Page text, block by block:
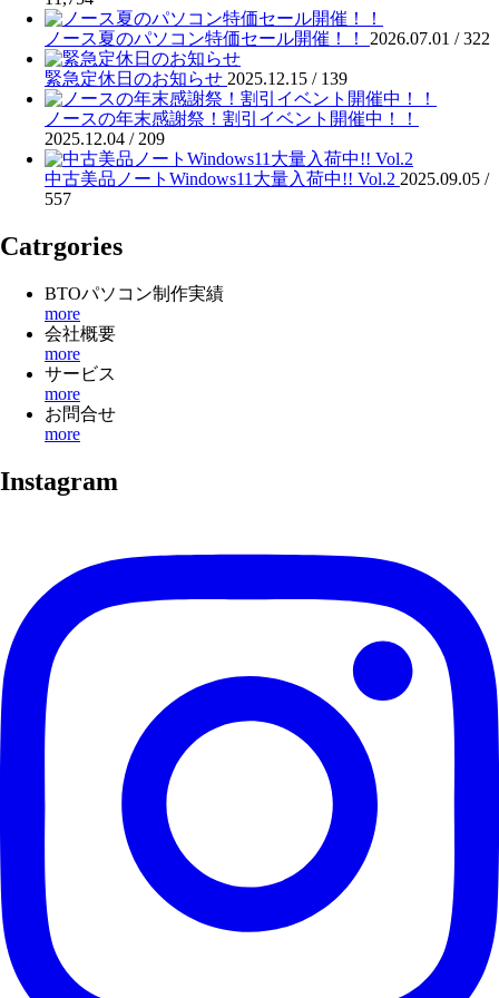
ノース夏のパソコン特価セール開催！！ 2026.07.01 /322
緊急定休日のお知らせ 2025.12.15 / 139
ノースの年末感謝祭！割引イベント開催中！！
2025.12.04 / 209
中古美品ノートWindows11大量入荷中!! Vol.2 2025.09.05 /
557
Catrgories
BTOパソコン制作実績
more
会社概要
more
サービス
more
お問合せ
more
Instagram